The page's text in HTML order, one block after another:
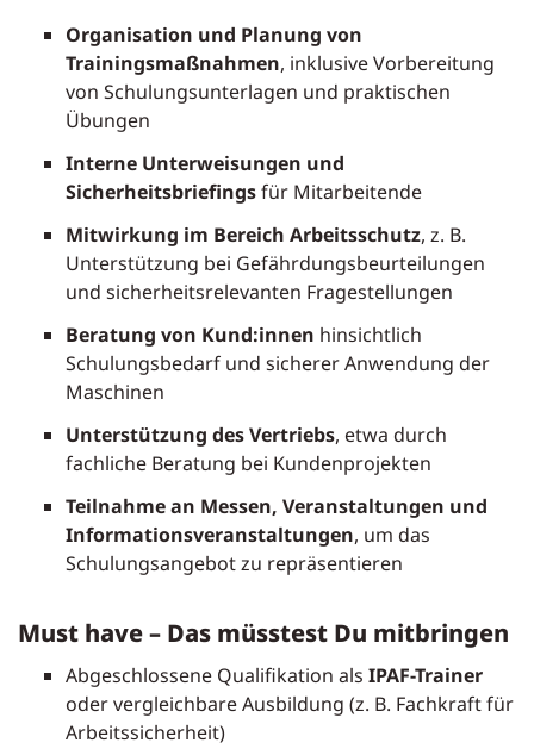
Organisation und Planung von
Trainingsmaßnahmen, inklusive Vorbereitung
von Schulungsunterlagen und praktischen
Übungen
Interne Unterweisungen und
Sicherheitsbriefingsfür Mitarbeitende
Mitwirkung im Bereich Arbeitsschutz, z. B.
Unterstützung bei Gefährdungsbeurteilungen
und sicherheitsrelevanten Fragestellungen
Beratung von Kund:innen hinsichtlich
Schulungsbedarf und sicherer Anwendung der
Maschinen
Unterstützung des Vertriebs, etwa durch
fachliche Beratung bei Kundenprojekten
Teilnahme an Messen, Veranstaltungen und
Informationsveranstaltungen, um das
Schulungsangebot zu repräsentieren
Must have – Das müsstest Du mitbringen
Abgeschlossene Qualifikation als IPAF-Trainer
oder vergleichbare Ausbildung (z. B. Fachkraft für
Arbeitssicherheit)